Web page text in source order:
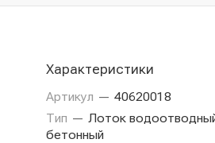
Характеристики
Артикул — 40620018
Тип — Лоток
бетонный